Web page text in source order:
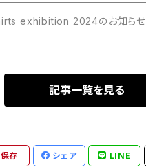
exhibition 2024のお知らせ
記事一覧を見る
保存 シェア LINE